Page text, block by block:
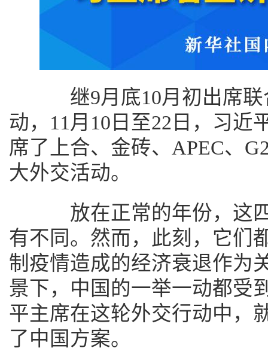
继9月底10月初出席联
动，11月10日至22日，习近
席了上合、金砖、APEC、
大外交活动。
放在正常的年份，这四
有不同。然而，此刻，它们
制疫情造成的经济衰退作为
景下，中国的一举一动都受
平主席在这轮外交行动中，
了中国方案。